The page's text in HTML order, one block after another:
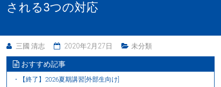
される3つの対応
三國 清志 2020年2月27日 未分類
おすすめ記事
・【終了】2026夏期講習[外部生向け]